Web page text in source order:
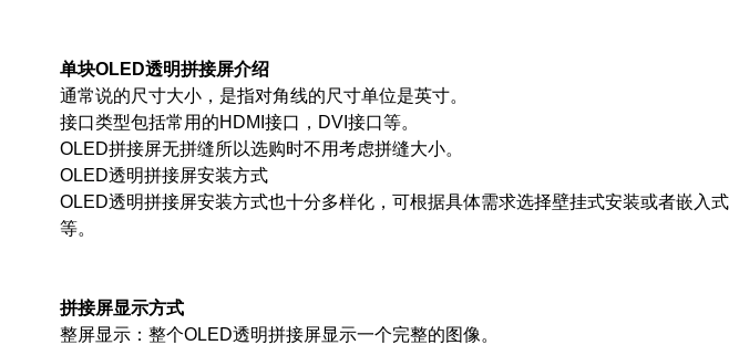
单块OLED透明拼接屏介绍
通常说的尺寸大小，是指对角线的尺寸单位是英寸。
接口类型包括常用的HDMI接口，DVI接口等。
OLED拼接屏无拼缝所以选购时不用考虑拼缝大小。
OLED透明拼接屏安装方式
OLED透明拼接屏安装方式也十分多样化，可根据具体需求选择壁挂式安装或者嵌入
等。
拼接屏显示方式
整屏显示：整个OLED透明拼接屏显示一个完整的图像。